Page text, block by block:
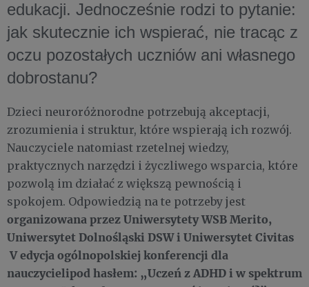
edukacji. Jednocześnie rodzi to pytanie:
jak skutecznie ich wspierać, nie tracąc z
oczu pozostałych uczniów ani własnego
dobrostanu?
Dzieci neuroróżnorodne potrzebują akceptacji,
zrozumienia i struktur, które wspierają ich rozwój.
Nauczyciele natomiast rzetelnej wiedzy,
praktycznych narzędzi i życzliwego wsparcia, które
pozwolą im działać z większą pewnością i
spokojem. Odpowiedzią na te potrzeby jest
organizowana przez Uniwersytety WSB Merito,
Uniwersytet Dolnośląski DSW i Uniwersytet Civitas
V edycja ogólnopolskiej konferencji dla
nauczycielipod hasłem: „Uczeń z ADHD i w spektrum